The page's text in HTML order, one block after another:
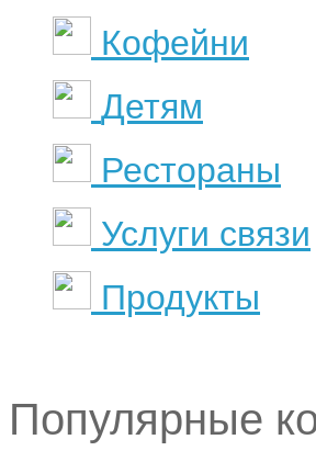
Кофейни
Детям
Рестораны
Услуги связи
Продукты
Популярные